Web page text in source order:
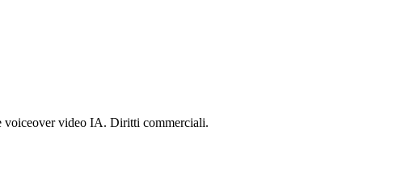
voiceover video IA. Diritti commerciali.